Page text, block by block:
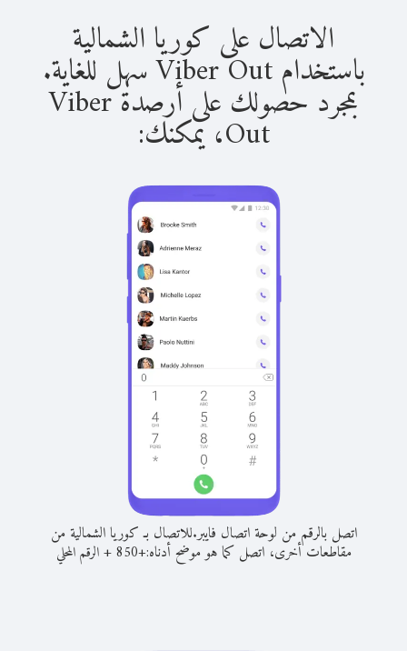
الاتصال على كوريا الشمالية
باستخدام Viber Out سهل للغاية.
بمجرد حصولك على أرصدة Viber
Out، يمكنك:
اتصل بالرقم من لوحة اتصال فايبر.للاتصال بـ كوريا الشمالية من
مقاطعات أخرى، اتصل كما هو موضح أدناه:+
850
+الرقم المحلي